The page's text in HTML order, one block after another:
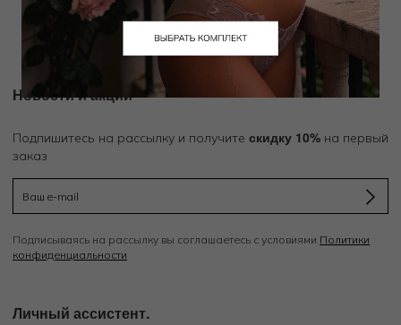
Адрес 143421 РФ, МО, г.о. Красногорск, тер.
автодор. «Балтия»,26-й км, д.5, стр.5/2, эт.2, оф.201
Новости и акции
Подпишитесь на рассылку и получите скидку 10% на первый
заказ
Подписываясь на рассылку вы соглашаетесь с условиями Политики
конфиденциальности
Личный ассистент.